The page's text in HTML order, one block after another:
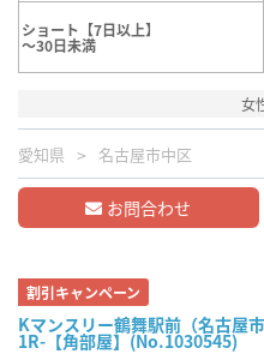
ショート【7日以上】
～30日未満
女
愛知県 名古屋市中区
お問合わせ
割引キャンペーン
Kマンスリー鶴舞駅前（名古屋
1R-【角部屋】(No.1030545)